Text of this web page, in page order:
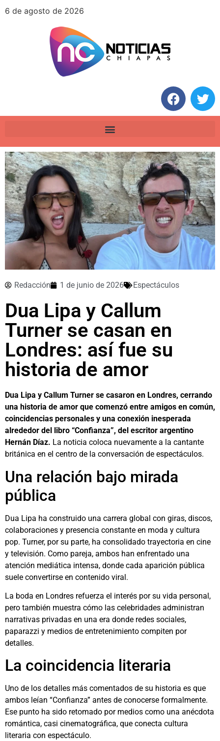
6 de agosto de 2026
Redacción 1 de junio de 2026 Espectáculos
Dua Lipa y Callum
Turner se casan en
Londres: así fue su
historia de amor
Dua Lipa y Callum Turner se casaron en Londres, cerrando
una historia de amor que comenzó entre amigos en común,
coincidencias personales y una conexión inesperada
alrededor del libro “Confianza”, del escritor argentino
Hernán Díaz. La noticia coloca nuevamente a la cantante
británica en el centro de la conversación de espectáculos.
Una relación bajo mirada
pública
Dua Lipa ha construido una carrera global con giras, discos,
colaboraciones y presencia constante en moda y cultura
pop. Turner, por su parte, ha consolidado trayectoria en cine
y televisión. Como pareja, ambos han enfrentado una
atención mediática intensa, donde cada aparición pública
suele convertirse en contenido viral.
La boda en Londres refuerza el interés por su vida personal,
pero también muestra cómo las celebridades administran
narrativas privadas en una era donde redes sociales,
paparazzi y medios de entretenimiento compiten por
detalles.
La coincidencia literaria
Uno de los detalles más comentados de su historia es que
ambos leían “Confianza” antes de conocerse formalmente.
Ese punto ha sido retomado por medios como una anécdota
romántica, casi cinematográfica, que conecta cultura
literaria con espectáculo.